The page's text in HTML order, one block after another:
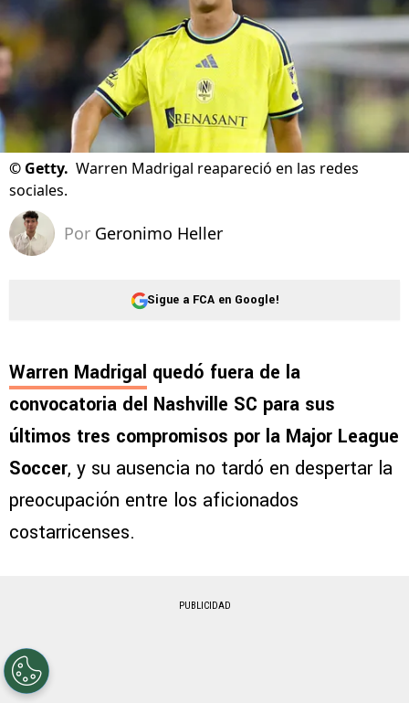
© Getty. Warren Madrigal reapareció en las redes
sociales.
Por Geronimo Heller
Sigue a FCA en Google!
Warren Madrigal quedó fuera de la
convocatoria del Nashville SC para sus
últimos tres compromisos por la Major League
Soccer, y su ausencia no tardó en despertar la
preocupación entre los aficionados
costarricenses.
PUBLICIDAD